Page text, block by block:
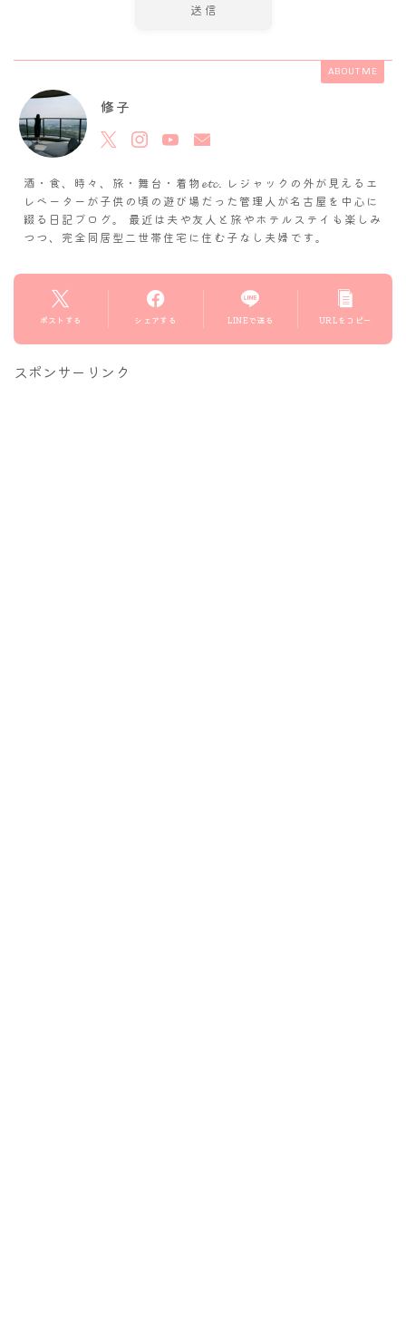
ABOUT ME
修子
酒・食、時々、旅・舞台・着物𝓮𝓽𝓬. レジャックの外が見えるエ
レベーターが子供の頃の遊び場だった管理人が名古屋を中心に
綴る日記ブログ。 最近は夫や友人と旅やホテルステイも楽しみ
つつ、完全同居型二世帯住宅に住む子なし夫婦です。
ポストする シェアする LINEで送る URLをコピー
スポンサーリンク